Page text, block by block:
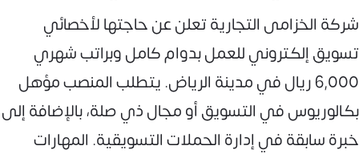
شركة الخزامى التجارية تعلن عن حاجتها لأخصائي
تسويق إلكتروني للعمل بدوام كامل وبراتب شهري
6,000 ريال في مدينة الرياض. يتطلب المنصب مؤهل
بكالوريوس في التسويق أو مجال ذي صلة، بالإضافة إلى
خبرة سابقة في إدارة الحملات التسويقية. المهارات